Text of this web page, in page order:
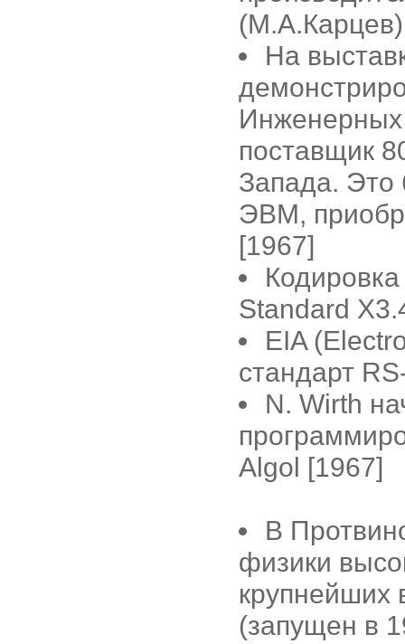
На
Инженерных
поставщик
Запада. Это
ЭВМ,
[1967]
Standard
EIA
стандарт
N. Wirth
Algol [1967]
В
физики
крупнейших
(запущен в